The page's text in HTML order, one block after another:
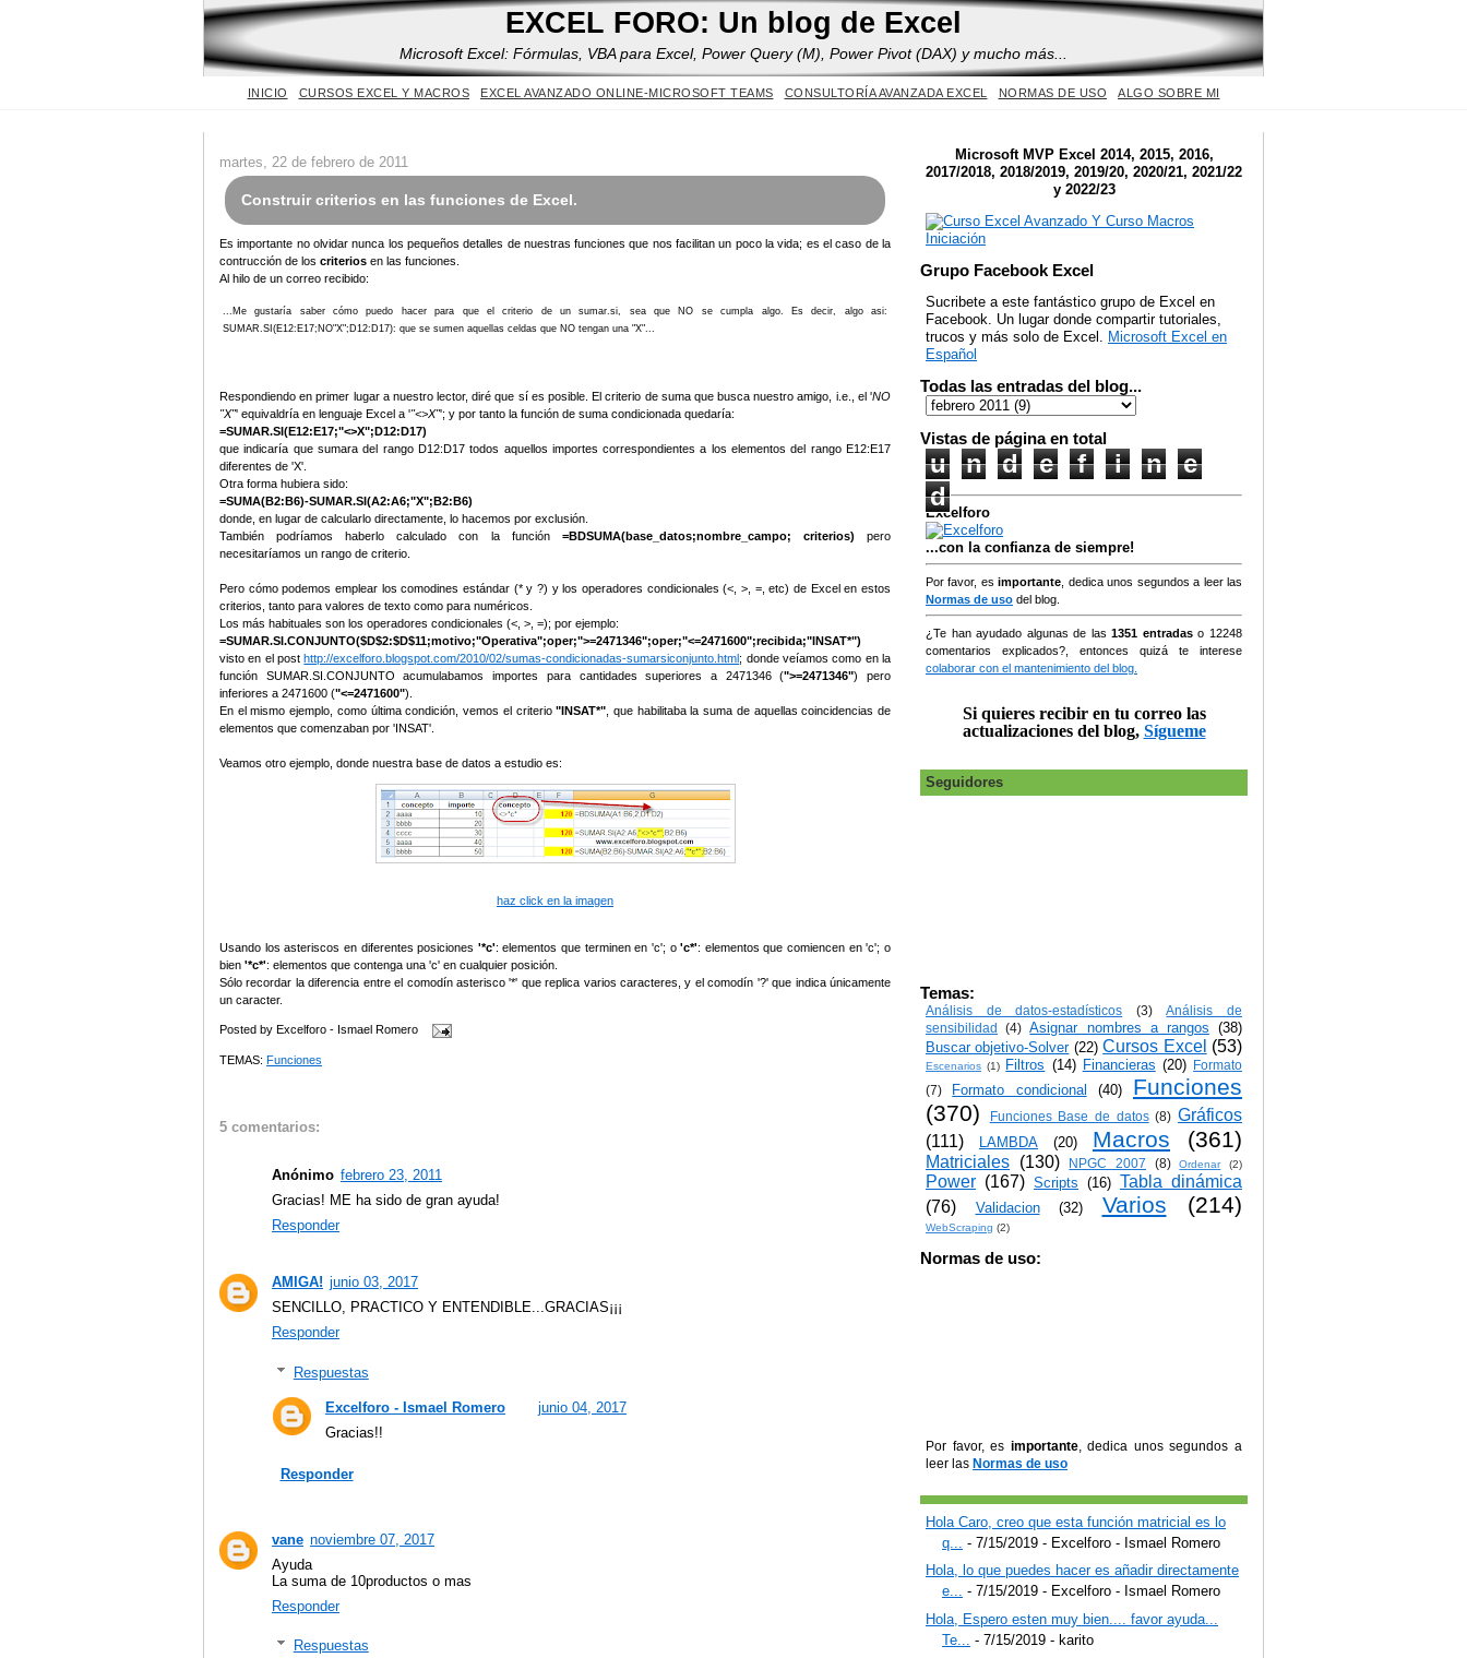
Yes
EXCEL FORO: Un blog de Excel
Microsoft Excel: Fórmulas, VBA para Excel, Power Query (M), Power Pivot (DAX) y mucho más...
INICIO CURSOS EXCEL Y MACROS EXCEL AVANZADO ONLINE-MICROSOFT TEAMS CONSULTORÍA AVANZADA EXCEL NORMAS DE USO ALGO SOBRE MI
martes, 22 de febrero de 2011
Construir criterios en las funciones de Excel.
Es importante no olvidar nunca los pequeños detalles de nuestras funciones que nos facilitan un poco la vida; es el caso de la
contrucción de los criterios en las funciones.
Al hilo de un correo recibido:
...Me gustaría saber cómo puedo hacer para que el criterio de un sumar.si, sea que NO se cumpla algo. Es decir, algo asi:
SUMAR.SI(E12:E17;NO"X";D12:D17): que se sumen aquellas celdas que NO tengan una "X"...
Respondiendo en primer lugar a nuestro lector, diré que sí es posible. El criterio de suma que busca nuestro amigo, i.e., el 'NO
"X"' equivaldría en lenguaje Excel a '"<>X"'; y por tanto la función de suma condicionada quedaría:
=SUMAR.SI(E12:E17;"<>X";D12:D17)
que indicaría que sumara del rango D12:D17 todos aquellos importes correspondientes a los elementos del rango E12:E17
diferentes de 'X'.
Otra forma hubiera sido:
=SUMA(B2:B6)-SUMAR.SI(A2:A6;"X";B2:B6)
donde, en lugar de calcularlo directamente, lo hacemos por exclusión.
También podríamos haberlo calculado con la función =BDSUMA(base_datos;nombre_campo; criterios) pero
necesitaríamos un rango de criterio.
Pero cómo podemos emplear los comodines estándar (* y ?) y los operadores condicionales (<, >, =, etc) de Excel en estos
criterios, tanto para valores de texto como para numéricos.
Los más habituales son los operadores condicionales (<, >, =); por ejemplo:
=SUMAR.SI.CONJUNTO($D$2:$D$11;motivo;"Operativa";oper;">=2471346";oper;"<=2471600";recibida;"INSAT*")
visto en el post http://excelforo.blogspot.com/2010/02/sumas-condicionadas-sumarsiconjunto.html ; donde veíamos como en la
función SUMAR.SI.CONJUNTO acumulabamos importes para cantidades superiores a 2471346 (">=2471346") pero
inferiores a 2471600 ("<=2471600").
En el mismo ejemplo, como última condición, vemos el criterio"INSAT*" , que habilitaba la suma de aquellas coincidencias de
elementos que comenzaban por 'INSAT'.
Veamos otro ejemplo, donde nuestra base de datos a estudio es:
haz click en la imagen
Usando los asteriscos en diferentes posiciones '*c': elementos que terminen en 'c'; o'c*': elementos que comiencen en 'c'; o
bien '*c*': elementos que contenga una 'c' en cualquier posición.
Sólo recordar la diferencia entre el comodín asterisco '*' que replica varios caracteres, y el comodín '?' que indica únicamente
un caracter.
Posted by Excelforo - Ismael Romero
TEMAS: Funciones
5 comentarios:
Anónimo febrero 23, 2011
Gracias! ME ha sido de gran ayuda!
Responder
AMIGA! junio 03, 2017
SENCILLO, PRACTICO Y ENTENDIBLE...GRACIAS¡¡¡
Responder
Respuestas
Excelforo - Ismael Romero
junio 04, 2017
Gracias!!
Responder
vane noviembre 07, 2017
Ayuda
La suma de 10productos o mas
Responder
Respuestas
Microsoft MVP Excel 2014, 2015, 2016,
2017/2018, 2018/2019, 2019/20, 2020/21, 2021/22
y 2022/23
Grupo Facebook Excel
Sucribete a este fantástico grupo de Excel en
Facebook. Un lugar donde compartir tutoriales,
trucos y más solo de Excel. Microsoft Excel en
Español
Todas las entradas del blog...
Vistas de página en total
u n d e f i n
e
d
Excelforo
...con la confianza de siempre!
Por favor, esimportante , dedica unos segundos a leer las
Normas de uso del blog.
¿Te han ayudado algunas de las1351 entradaso 12248
comentarios explicados?, entonces quizá te interese
colaborar con el mantenimiento del blog.
Si quieres recibir en tu correo las
actualizaciones del blog, Sígueme
Seguidores
Temas:
Análisis de datos-estadísticos (3)
Análisis de
sensibilidad
(4) Asignar nombres a rangos
(38)
Buscar objetivo-Solver (22) Cursos Excel (53)
Escenarios (1) Filtros (14) Financieras (20)
Formato
(7)
Formato condicional (40)
Funciones
(370)
Funciones Base de datos (8) Gráficos
(111)
LAMBDA (20) Macros (361)
Matriciales (130) NPGC 2007 (8) Ordenar (2)
Power (167) Scripts (16) Tabla dinámica
(76)
Validacion (32) Varios (214)
WebScraping (2)
Normas de uso:
Por favor, es importante, dedica unos segundos a
leer las Normas de uso
Hola Caro, creo que esta función matricial es lo
q...
- 7/15/2019 - Excelforo - Ismael Romero
Hola, lo que puedes hacer es añadir directamente
e... - 7/15/2019 - Excelforo - Ismael Romero
Hola, Espero esten muy bien.... favor ayuda...
Te...
- 7/15/2019 - karito